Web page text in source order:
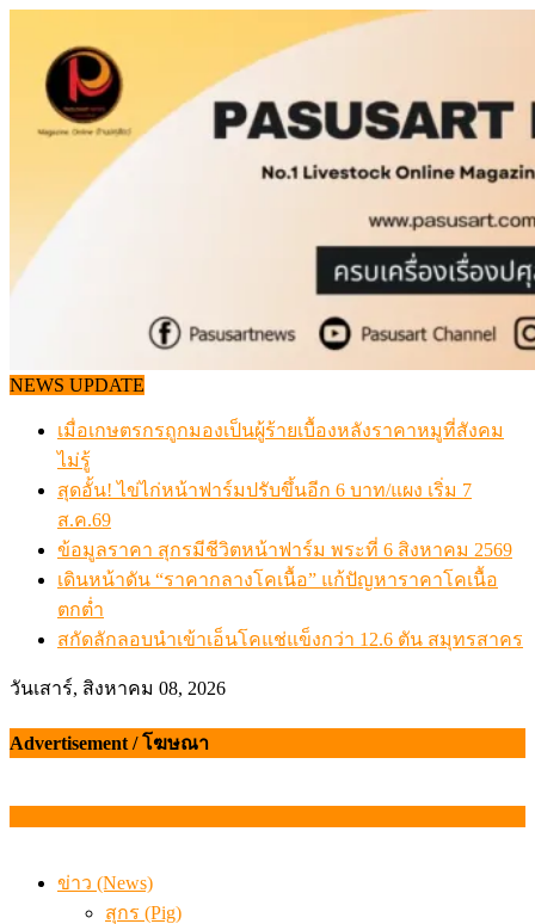
content
NEWS UPDATE
เมื่อเกษตรกรถูกมองเป็นผู้ร้ายเบื้องหลังราคาหมูที่สังคม
ไม่รู้
สุดอั้น! ไข่ไก่หน้าฟาร์มปรับขึ้นอีก 6 บาท/แผง เริ่ม 7
ส.ค.69
ข้อมูลราคา สุกรมีชีวิตหน้าฟาร์ม พระที่ 6 สิงหาคม 2569
เดินหน้าดัน “ราคากลางโคเนื้อ” แก้ปัญหาราคาโคเนื้อ
ตกต่ำ
สกัดลักลอบนำเข้าเอ็นโคแช่แข็งกว่า 12.6 ตัน สมุทรสาคร
วันเสาร์, สิงหาคม 08, 2026
Advertisement / โฆษณา
ข่าว (News)
สุกร (Pig)